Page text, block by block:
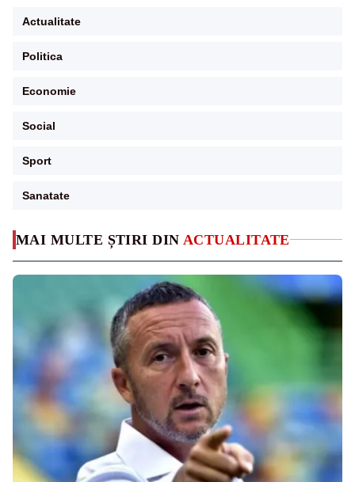
MAI MULTE ȘTIRI DIN ACTUALITATE
Actualitate
Politica
Economie
Social
Sport
Sanatate